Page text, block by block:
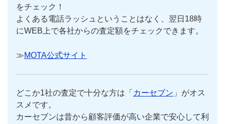
をチェック！
よくある電話ラッシュということはなく、翌日18時
にWEB上で各社からの査定額をチェックできます。
≫MOTA公式サイト
どこか1社の査定で十分な方は「 カーセブン 」がオス
スメです。
カーセブンは昔から顧客評価が高い企業で安心して利